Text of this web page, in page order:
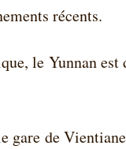
récents.
le Yunnan
gare de